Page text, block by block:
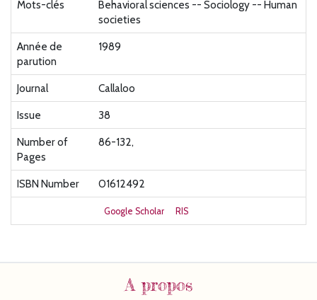
Mots-clés
Behavioral sciences -- Sociology -- Human
societies
Année de
parution
1989
Journal
Callaloo
Issue
38
Number of
Pages
86-132,
ISBN Number 01612492
Google Scholar RIS
A propos